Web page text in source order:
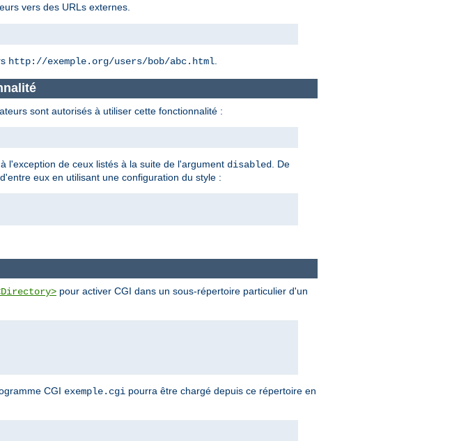
vers des URLs externes.
http://exemple.org/users/bob/abc.html.
sont autorisés à utiliser cette fonctionnalité :
l'exception de ceux listés à la suite de l'argument disabled
. De
eux en utilisant une configuration du style :
pour activer CGI dans un sous-répertoire particulier d'un
CGI exemple.cgi pourra être chargé depuis ce répertoire en